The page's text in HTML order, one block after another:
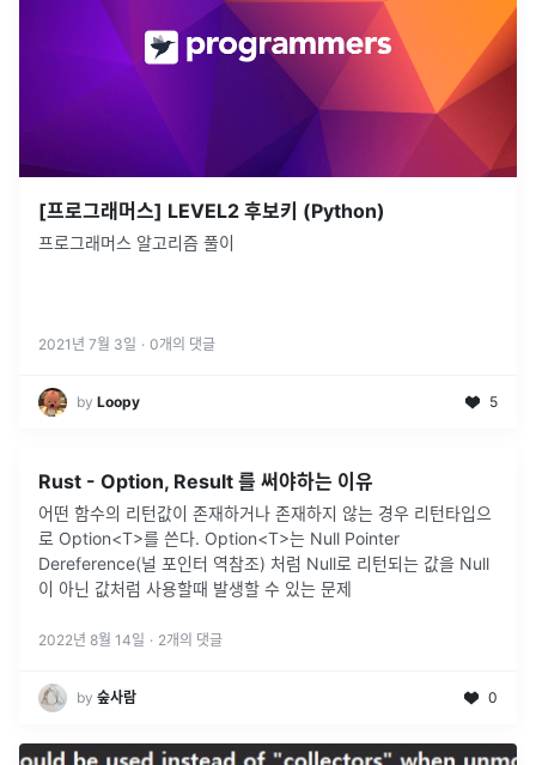
[프로그래머스] LEVEL2 후보키 (Python)
프로그래머스 알고리즘 풀이
2021년 7월 3일 · 0개의 댓글
by Loopy 5
Rust - Option, Result 를 써야하는 이유
어떤 함수의 리턴값이 존재하거나 존재하지 않는 경우 리턴타입으
로 Option<T>를 쓴다. Option<T>는 Null Pointer
Dereference(널 포인터 역참조) 처럼 Null로 리턴되는 값을 Null
이 아닌 값처럼 사용할때 발생할 수 있는 문제
2022년 8월 14일 · 2개의 댓글
by 숲사람 0